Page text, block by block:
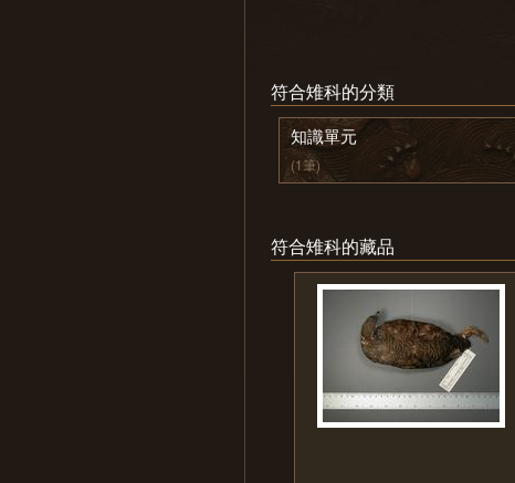
符合雉科的分類
知識單元
(1筆)
符合雉科的藏品